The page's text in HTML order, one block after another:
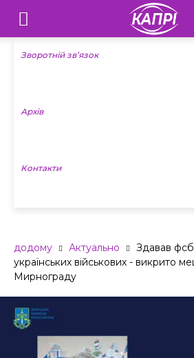
Телебачення
«Капрі»
Новини
Зворотній зв’язок
Архів
Контакти
додому Актуально
Здавав фсб
українських військових - викрито
Мирнограду